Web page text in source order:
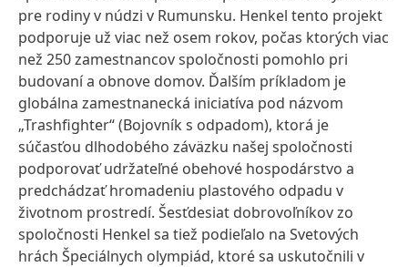
pre rodiny v núdzi v Rumunsku. Henkel tento projekt
podporuje už viac než osem rokov, počas ktorých viac
než 250 zamestnancov spoločnosti pomohlo pri
budovaní a obnove domov. Ďalším príkladom je
globálna zamestnanecká iniciatíva pod názvom
„Trashfighter“(Bojovník s odpadom), ktorá je
súčasťou dlhodobého záväzku našej spoločnosti
podporovať udržateľné obehové hospodárstvo a
predchádzať hromadeniu plastového odpadu v
životnom prostredí. Šesťdesiat dobrovoľníkov zo
spoločnosti Henkel sa tiež podieľalo na Svetových
hrách Špeciálnych olympiád, ktoré sa uskutočnili v